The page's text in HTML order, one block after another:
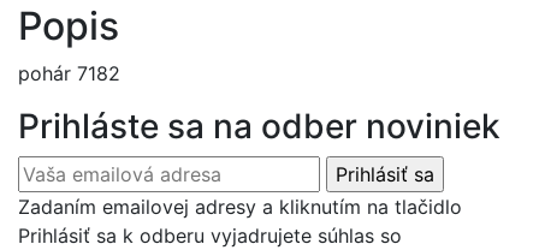
Popis
pohár 7182
Prihláste sa na odber noviniek
Zadaním emailovej adresy a kliknutím na tlačidlo
Prihlásiť sa k odberu vyjadrujete súhlas so